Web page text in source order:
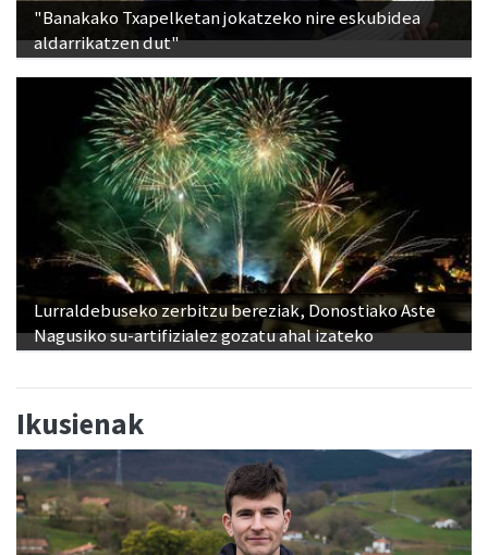
"Banakako Txapelketan jokatzeko nire eskubidea
aldarrikatzen dut"
Lurraldebuseko zerbitzu bereziak, Donostiako Aste
Nagusiko su-artifizialez gozatu ahal izateko
Ikusienak